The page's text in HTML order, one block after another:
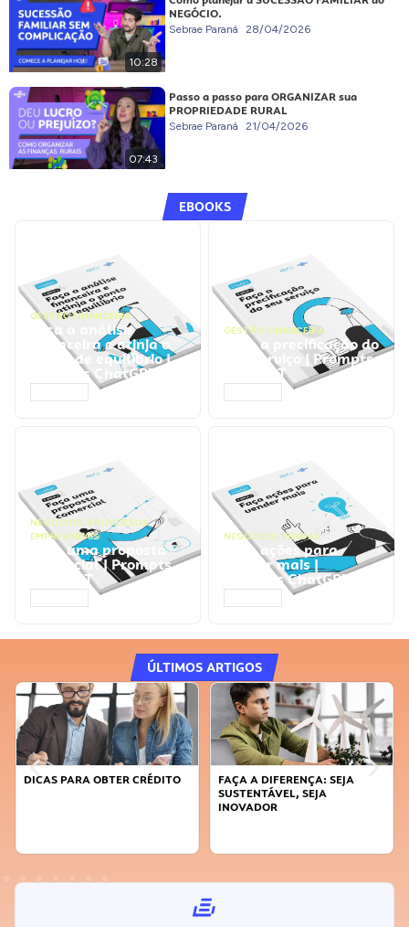
10:28
NEGÓCIO.
Sebrae Paraná 28/04/2026
07:43
Passo a passo para ORGANIZAR sua
PROPRIEDADE RURAL
Sebrae Paraná 21/04/2026
EBOOKS
GESTÃO FINANCEIRA
Faça a análise
financeira e atinja o
ponto de equilíbrio |
Prompts ChatGPT
GESTÃO FINANCEIRA
Faça a precificação do
seu serviço | Prompts
ChatGPT
NEGÓCIOS, PROCESSOS
EMPRESARIAIS
Faça uma proposta
comercial | Prompts
ChatGPT
NEGÓCIOS, VENDAS
Faça ações para
vender mais |
Prompts ChatGPT
ÚLTIMOS ARTIGOS
DICAS PARA OBTER CRÉDITO
FAÇA A DIFERENÇA: SEJA
SUSTENTÁVEL, SEJA
INOVADOR